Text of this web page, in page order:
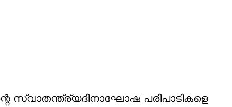
സ്വാതന്ത്ര്യദിനാഘോഷ പരിപാടികളെ